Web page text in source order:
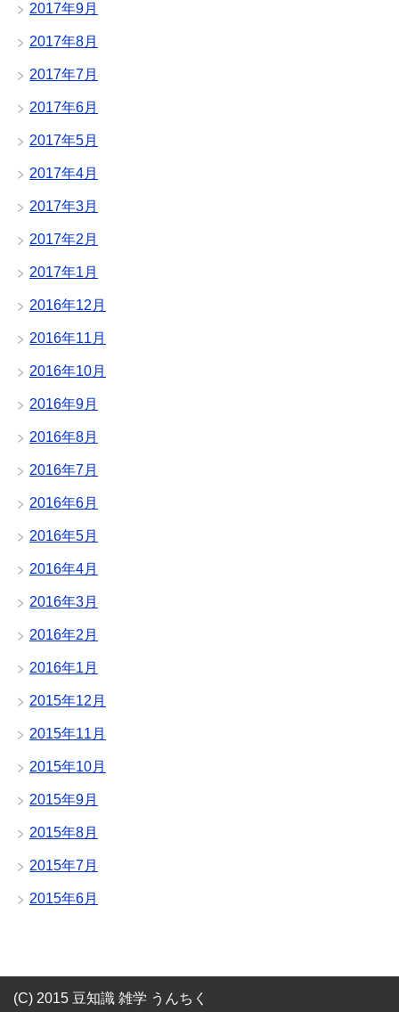
2017年9月
2017年8月
2017年7月
2017年6月
2017年5月
2017年4月
2017年3月
2017年2月
2017年1月
2016年12月
2016年11月
2016年10月
2016年9月
2016年8月
2016年7月
2016年6月
2016年5月
2016年4月
2016年3月
2016年2月
2016年1月
2015年12月
2015年11月
2015年10月
2015年9月
2015年8月
2015年7月
2015年6月
(C) 2015 豆知識 雑学 うんちく